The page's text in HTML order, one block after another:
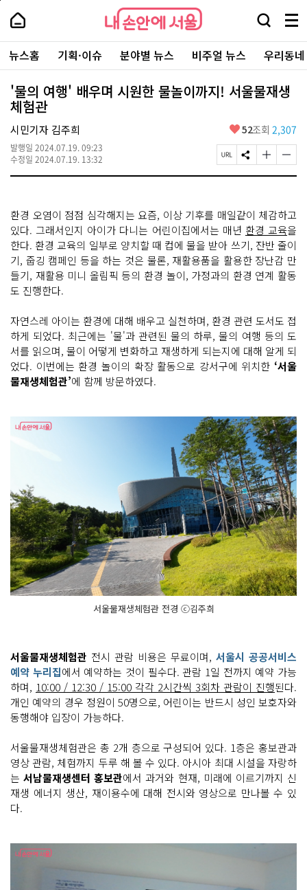
본
로
가
내
손
안
에
서
울
-
서
울
시
대
표
소
통
포
내
손
에
울
검
창
열
기
메
뉴
전
체
보
주
요
서
뉴스홈 기획·이슈 분야별 뉴스 비주얼 뉴스 우리동
'물의 여행' 배우며 시원한 물놀이까지! 서울물재생
체험관
시민기자 김주희
발행일 2024.07.19. 09:23
수정일 2024.07.19. 13:32
좋
요
52조회 2,307
페
이
L
복
사
S
N
유
하
기
글
자
크
게
변
경
하
기
글
자
게
변
경
하
기
환경 오염이 점점 심각해지는 요즘, 이상 기후를 매일같이 체감하고
있다. 그래서인지 아이가 다니는 어린이집에서는 매년 환경 교육을
한다. 환경 교육의 일부로 양치할 때 컵에 물을 받아 쓰기, 잔반 줄이
기, 줍깅 캠페인 등을 하는 것은 물론, 재활용품을 활용한 장난감 만
들기, 재활용 미니 올림픽 등의 환경 놀이, 가정과의 환경 연계 활동
도 진행한다.
자연스레 아이는 환경에 대해 배우고 실천하며, 환경 관련 도서도 접
하게 되었다. 최근에는 '물'과 관련된 물의 하루, 물의 여행 등의 도
서를 읽으며, 물이 어떻게 변화하고 재생하게 되는지에 대해 알게 되
었다. 이번에는 환경 놀이의 확장 활동으로 강서구에 위치한 ‘서울
물재생체험관’에 함께 방문하였다.
서울물재생체험관 전경 ⓒ김주희
서울물재생체험관 전시 관람 비용은 무료이며, 서울시 공공서비스
예약 누리집에서 예약하는 것이 필수다. 관람 1일 전까지 예약 가능
하며, 10:00 / 12:30 / 15:00 각각 2시간씩 3회차 관람이 진행된다.
개인 예약의 경우 정원이 50명으로, 어린이는 반드시 성인 보호자와
동행해야 입장이 가능하다.
서울물재생체험관은 총 2개 층으로 구성되어 있다. 1층은 홍보관과
영상 관람, 체험까지 두루 해 볼 수 있다. 아시아 최대 시설을 자랑하
는서남물재생센터 홍보관에서 과거와 현재, 미래에 이르기까지 신
재생 에너지 생산, 재이용수에 대해 전시와 영상으로 만나볼 수 있
다.
페
상
단
로